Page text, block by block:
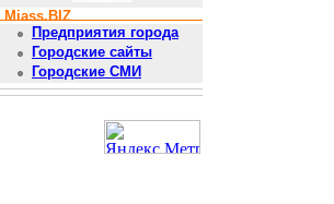
Miass.BIZ
Предприятия города
Городские сайты
Городские СМИ